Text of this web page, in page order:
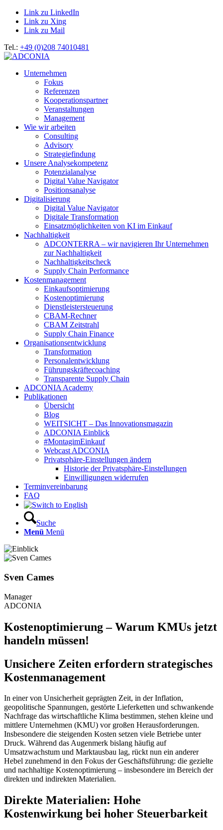
Link zu LinkedIn
Link zu Xing
Link zu Mail
Tel.: +49 (0)208 74010481
Unternehmen
Fokus
Referenzen
Kooperationspartner
Veranstaltungen
Management
Wie wir arbeiten
Consulting
Advisory
Strategiefindung
Unsere Analysekompetenz
Potenzialanalyse
Digital Value Navigator
Positionsanalyse
Digitalisierung
Digital Value Navigator
Digitale Transformation
Einsatzmöglichkeiten von KI im Einkauf
Nachhaltigkeit
ADCONTERRA – wir navigieren Ihr Unternehmen
zur Nachhaltigkeit
Nachhaltigkeitscheck
Supply Chain Performance
Kostenmanagement
Einkaufsoptimierung
Kostenoptimierung
Dienstleistersteuerung
CBAM-Rechner
CBAM Zeitstrahl
Supply Chain Finance
Organisationsentwicklung
Transformation
Personalentwicklung
Führungskräftecoaching
Transparente Supply Chain
ADCONIA Academy
Publikationen
Übersicht
Blog
WEITSICHT – Das Innovationsmagazin
ADCONIA Einblick
#MontagimEinkauf
Webcast ADCONIA
Privatsphäre-Einstellungen ändern
Historie der Privatsphäre-Einstellungen
Einwilligungen widerrufen
Terminvereinbarung
FAQ
Suche
Menü Menü
Sven Cames
Manager
ADCONIA
Kostenoptimierung – Warum KMUs jetzt
handeln müssen!
Unsichere Zeiten erfordern strategisches
Kostenmanagement
In einer von Unsicherheit geprägten Zeit, in der Inflation,
geopolitische Spannungen, gestörte Lieferketten und schwankende
Nachfrage das wirtschaftliche Klima bestimmen, stehen kleine und
mittlere Unternehmen (KMU) vor großen Herausforderungen.
Insbesondere die steigenden Kosten setzen viele Betriebe unter
Druck. Während das Augenmerk bislang häufig auf
Umsatzwachstum und Marktausbau lag, rückt nun ein anderer
Hebel zunehmend in den Fokus der Geschäftsführung: die gezielte
und nachhaltige Kostenoptimierung – insbesondere im Bereich der
direkten und indirekten Materialien.
Direkte Materialien: Hohe
Kostenwirkung bei hoher Steuerbarkeit